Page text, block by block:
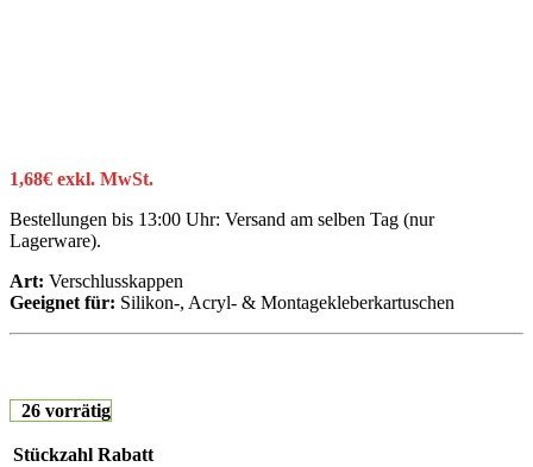
1,68€ exkl. MwSt.
Bestellungen bis 13:00 Uhr: Versand am selben Tag (nur
Lagerware).
Art: Verschlusskappen
Geeignet für: Silikon-, Acryl- & Montagekleberkartuschen
26 vorrätig
Stückzahl Rabatt